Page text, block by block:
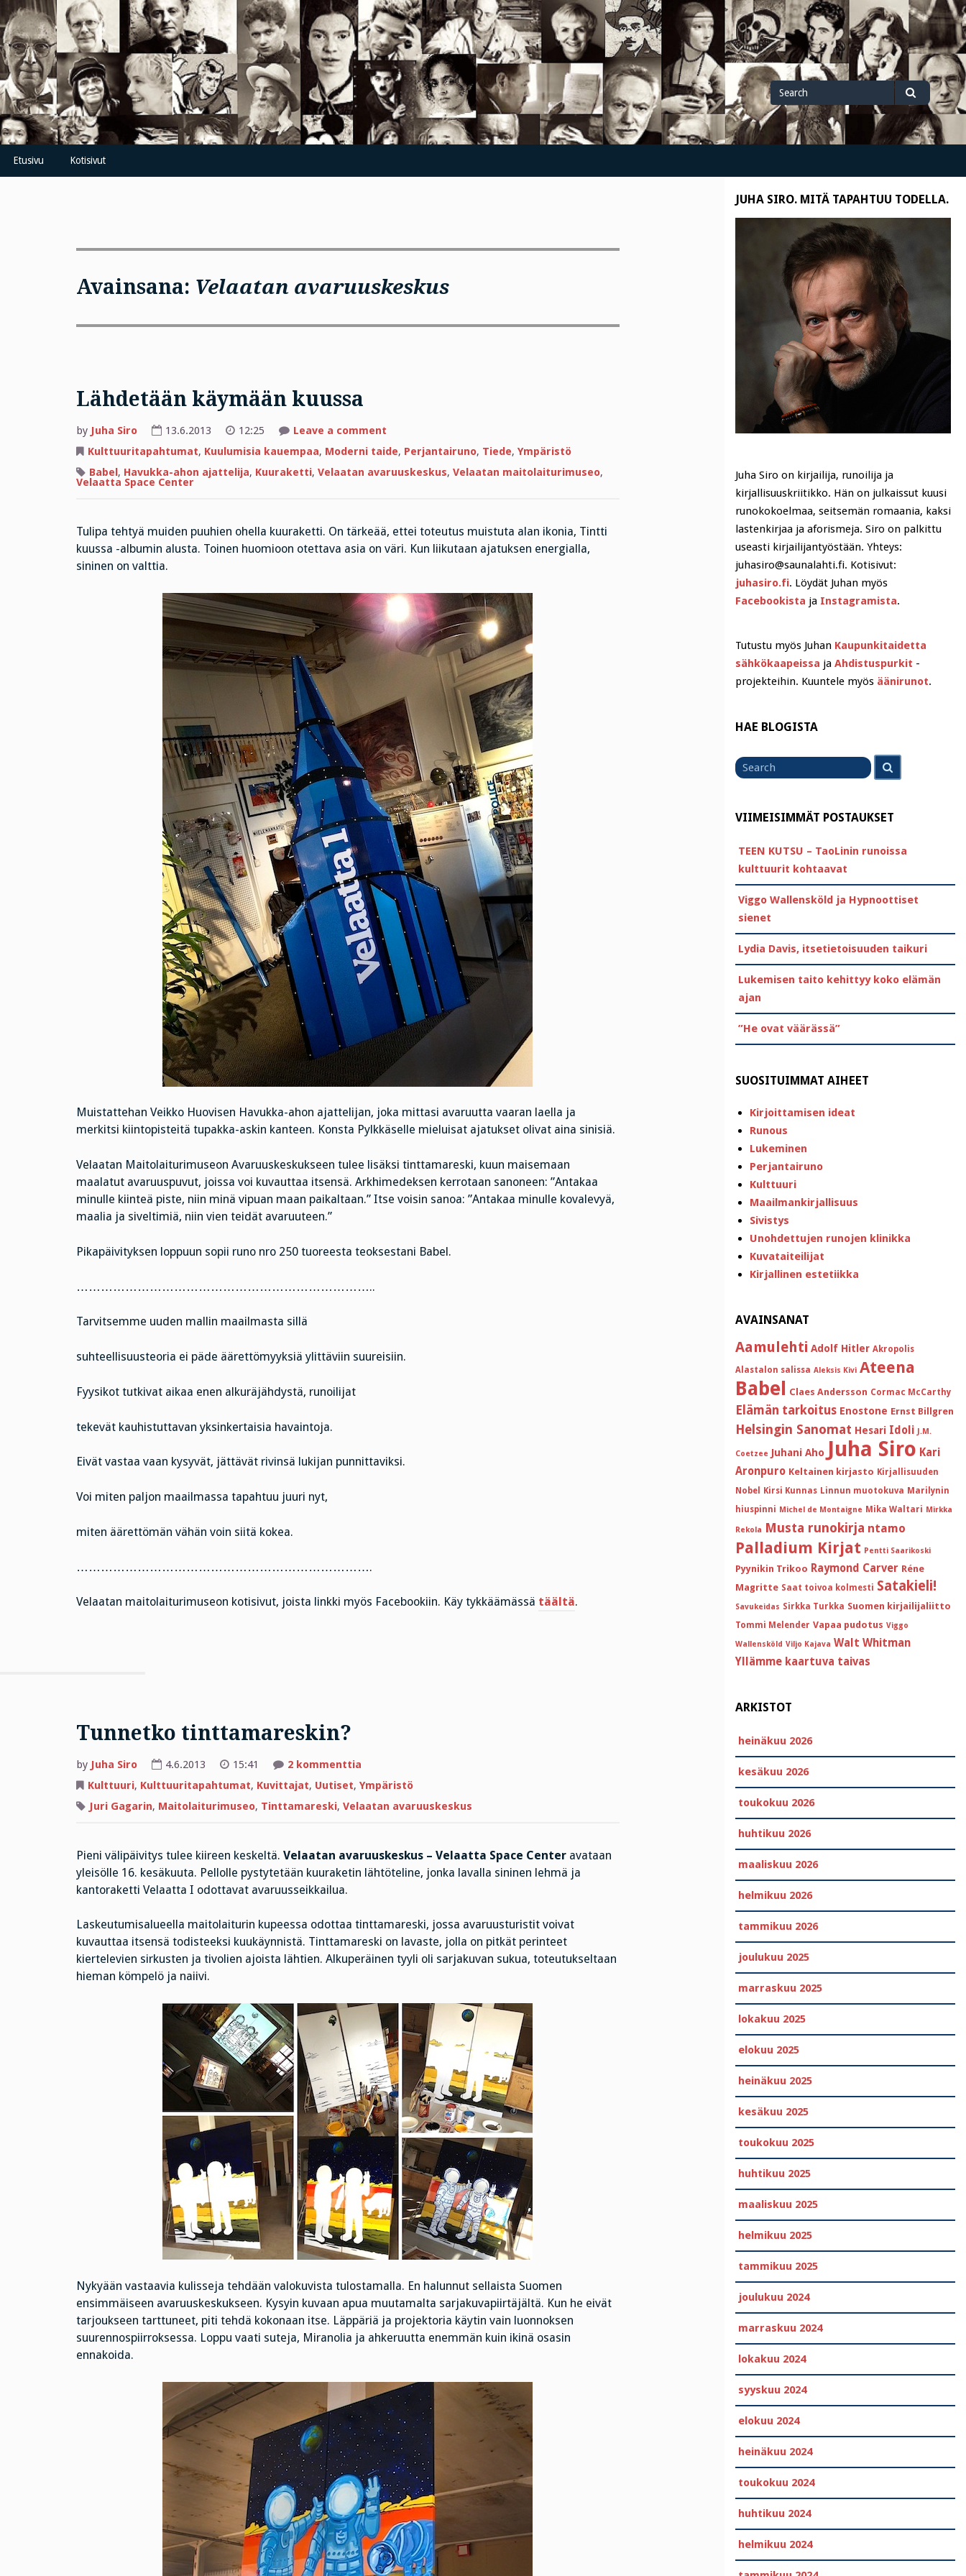
Skip
to
content
Search
for
Search
Etusivu Kotisivut
Avainsana: Velaatan avaruuskeskus
Lähdetään käymään kuussa
by Juha Siro 13.6.2013 12:25 Leave a commenton
käymään
kuussa
Kulttuuritapahtumat, Kuulumisia kauempaa, Moderni taide, Perjantairuno, Tiede, Ympäristö
Babel, Havukka-ahon ajattelija, Kuuraketti, Velaatan avaruuskeskus, Velaatan maitolaiturimuseo,
Velaatta Space Center
Tulipa tehtyä muiden puuhien ohella kuuraketti. On tärkeää, ettei toteutus muistuta alan ikonia, Tintti
kuussa -albumin alusta. Toinen huomioon otettava asia on väri. Kun liikutaan ajatuksen energialla,
sininen on valttia.
Muistattehan Veikko Huovisen Havukka-ahon ajattelijan, joka mittasi avaruutta vaaran laella ja
merkitsi kiintopisteitä tupakka-askin kanteen. Konsta Pylkkäselle mieluisat ajatukset olivat aina sinisiä.
Velaatan Maitolaiturimuseon Avaruuskeskukseen tulee lisäksi tinttamareski, kuun maisemaan
maalatut avaruuspuvut, joissa voi kuvauttaa itsensä. Arkhimedeksen kerrotaan sanoneen: ”Antakaa
minulle kiinteä piste, niin minä vipuan maan paikaltaan.” Itse voisin sanoa: ”Antakaa minulle kovalevyä,
maalia ja siveltimiä, niin vien teidät avaruuteen.”
Pikapäivityksen loppuun sopii runo nro 250 tuoreesta teoksestani Babel.
………………………………………………………………..
Tarvitsemme uuden mallin maailmasta sillä
suhteellisuusteoria ei päde äärettömyyksiä ylittäviin suureisiin.
Fyysikot tutkivat aikaa enen alkuräjähdystä, runoilijat
tekevät kauhistuttavan yksinkertaisia havaintoja.
Eivät vastaa vaan kysyvät, jättävät rivinsä lukijan punnittaviksi.
Voi miten paljon maailmassa tapahtuu juuri nyt,
miten äärettömän vähän voin siitä kokea.
……………………………………………………………….
Velaatan maitolaiturimuseon kotisivut, joista linkki myös Facebookiin. Käy tykkäämässä täältä.
Tunnetko tinttamareskin?
by Juha Siro 4.6.2013 15:41 2 kommenttiaartikkeliin
tinttamareskin?
Kulttuuri, Kulttuuritapahtumat, Kuvittajat, Uutiset, Ympäristö
Juri Gagarin, Maitolaiturimuseo, Tinttamareski, Velaatan avaruuskeskus
Pieni välipäivitys tulee kiireen keskeltä. Velaatan avaruuskeskus – Velaatta Space Center avataan
yleisölle 16. kesäkuuta. Pellolle pystytetään kuuraketin lähtöteline, jonka lavalla sininen lehmä ja
kantoraketti Velaatta I odottavat avaruusseikkailua.
Laskeutumisalueella maitolaiturin kupeessa odottaa tinttamareski, jossa avaruusturistit voivat
kuvauttaa itsensä todisteeksi kuukäynnistä. Tinttamareski on lavaste, jolla on pitkät perinteet
kiertelevien sirkusten ja tivolien ajoista lähtien. Alkuperäinen tyyli oli sarjakuvan sukua, toteutukseltaan
hieman kömpelö ja naiivi.
Nykyään vastaavia kulisseja tehdään valokuvista tulostamalla. En halunnut sellaista Suomen
ensimmäiseen avaruuskeskukseen. Kysyin kuvaan apua muutamalta sarjakuvapiirtäjältä. Kun he eivät
tarjoukseen tarttuneet, piti tehdä kokonaan itse. Läppäriä ja projektoria käytin vain luonnoksen
suurennospiirroksessa. Loppu vaati suteja, Miranolia ja ahkeruutta enemmän kuin ikinä osasin
ennakoida.
JUHA SIRO. MITÄ TAPAHTUU TODELLA.
Juha Siro on kirjailija, runoilija ja
kirjallisuuskriitikko. Hän on julkaissut kuusi
runokokoelmaa, seitsemän romaania, kaksi
lastenkirjaa ja aforismeja. Siro on palkittu
useasti kirjailijantyöstään. Yhteys:
juhasiro@saunalahti.fi. Kotisivut:
juhasiro.fi. Löydät Juhan myös
Facebookista ja Instagramista.
Tutustu myös Juhan Kaupunkitaidetta
sähkökaapeissa ja Ahdistuspurkit -
projekteihin. Kuuntele myös äänirunot.
HAE BLOGISTA
for
VIIMEISIMMÄT POSTAUKSET
TEEN KUTSU – TaoLinin runoissa
kulttuurit kohtaavat
Viggo Wallensköld ja Hypnoottiset
sienet
Lydia Davis, itsetietoisuuden taikuri
Lukemisen taito kehittyy koko elämän
ajan
”He ovat väärässä”
SUOSITUIMMAT AIHEET
Kirjoittamisen ideat
Runous
Lukeminen
Perjantairuno
Kulttuuri
Maailmankirjallisuus
Sivistys
Unohdettujen runojen klinikka
Kuvataiteilijat
Kirjallinen estetiikka
AVAINSANAT
Aamulehti Adolf Hitler Akropolis
Alastalon salissa Aleksis Kivi Ateena
Babel Claes Andersson Cormac McCarthy
Elämän tarkoitus Enostone Ernst Billgren
Helsingin Sanomat Hesari Idoli J.M.
Coetzee Juhani Aho Juha Siro Kari
Aronpuro Keltainen kirjasto Kirjallisuuden
Nobel
Kirsi Kunnas Linnun muotokuva Marilynin
hiuspinni Michel de Montaigne Mika Waltari Mirkka
Rekola Musta runokirja ntamo
Palladium Kirjat Pentti Saarikoski
Pyynikin Trikoo Raymond Carver Réne
Magritte Saat toivoa kolmesti Satakieli!
Savukeidas Sirkka Turkka Suomen kirjailijaliitto
Tommi Melender Vapaa pudotus Viggo
Wallensköld Viljo Kajava Walt Whitman
Yllämme kaartuva taivas
ARKISTOT
heinäkuu 2026
kesäkuu 2026
toukokuu 2026
huhtikuu 2026
maaliskuu 2026
helmikuu 2026
tammikuu 2026
joulukuu 2025
marraskuu 2025
lokakuu 2025
elokuu 2025
heinäkuu 2025
kesäkuu 2025
toukokuu 2025
huhtikuu 2025
maaliskuu 2025
helmikuu 2025
tammikuu 2025
joulukuu 2024
marraskuu 2024
lokakuu 2024
syyskuu 2024
elokuu 2024
heinäkuu 2024
toukokuu 2024
huhtikuu 2024
helmikuu 2024